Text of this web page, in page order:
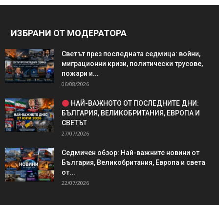
ИЗБРАНИ ОТ МОДЕРАТОРА
Светът през последната седмица: войни,
миграционни кризи, политически трусове,
пожари и...
06/08/2026
НАЙ-ВАЖНОТО ОТ ПОСЛЕДНИТЕ ДНИ:
БЪЛГАРИЯ, ВЕЛИКОБРИТАНИЯ, ЕВРОПА И
СВЕТЪТ
27/07/2026
Седмичен обзор: Най-важните новини от
България, Великобритания, Европа и света
от...
22/07/2026